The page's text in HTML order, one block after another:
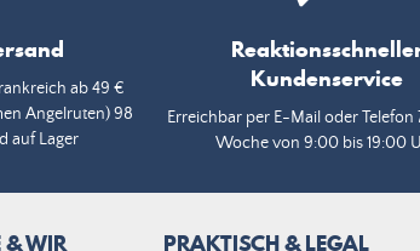
ab 49 €
Angelruten) 98
auf Lager
Kundenservice
Erreichbar per E-Mail oder Telefon
Woche von 9:00 bis 19:00
& WIR PRAKTISCH & LEGAL